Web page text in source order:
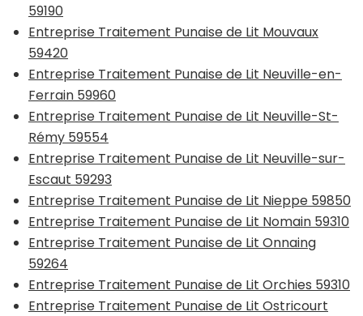
59190
Entreprise Traitement Punaise de Lit Mouvaux
59420
Entreprise Traitement Punaise de Lit Neuville-en-
Ferrain 59960
Entreprise Traitement Punaise de Lit Neuville-St-
Rémy 59554
Entreprise Traitement Punaise de Lit Neuville-sur-
Escaut 59293
Entreprise Traitement Punaise de Lit Nieppe 59850
Entreprise Traitement Punaise de Lit Nomain 59310
Entreprise Traitement Punaise de Lit Onnaing
59264
Entreprise Traitement Punaise de Lit Orchies 59310
Entreprise Traitement Punaise de Lit Ostricourt